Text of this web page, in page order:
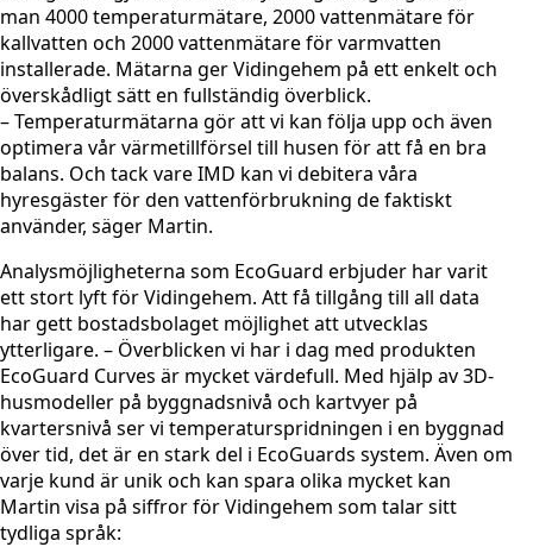
man 4000 temperaturmätare, 2000 vattenmätare för
kallvatten och 2000 vattenmätare för varmvatten
installerade. Mätarna ger Vidingehem på ett enkelt och
överskådligt sätt en fullständig överblick.
– Temperaturmätarna gör att vi kan följa upp och även
optimera vår värmetillförsel till husen för att få en bra
balans. Och tack vare IMD kan vi debitera våra
hyresgäster för den vattenförbrukning de faktiskt
använder, säger Martin.
Analysmöjligheterna som EcoGuard erbjuder har varit
ett stort lyft för Vidingehem. Att få tillgång till all data
har gett bostadsbolaget möjlighet att utvecklas
ytterligare. – Överblicken vi har i dag med produkten
EcoGuard Curves är mycket värdefull. Med hjälp av 3D-
husmodeller på byggnadsnivå och kartvyer på
kvartersnivå ser vi temperaturspridningen i en byggnad
över tid, det är en stark del i EcoGuards system. Även om
varje kund är unik och kan spara olika mycket kan
Martin visa på siffror för Vidingehem som talar sitt
tydliga språk: